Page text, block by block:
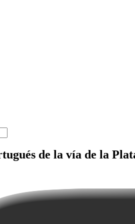
de la vía de la